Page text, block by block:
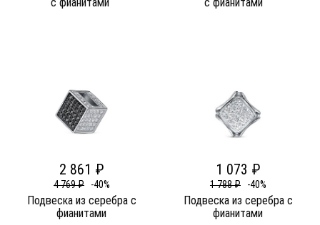
2 861 ₽
4 769 ₽ -40%
Подвеска из серебра c
фианитами
1 073 ₽
1 788 ₽ -40%
Подвеска из серебра c
фианитами